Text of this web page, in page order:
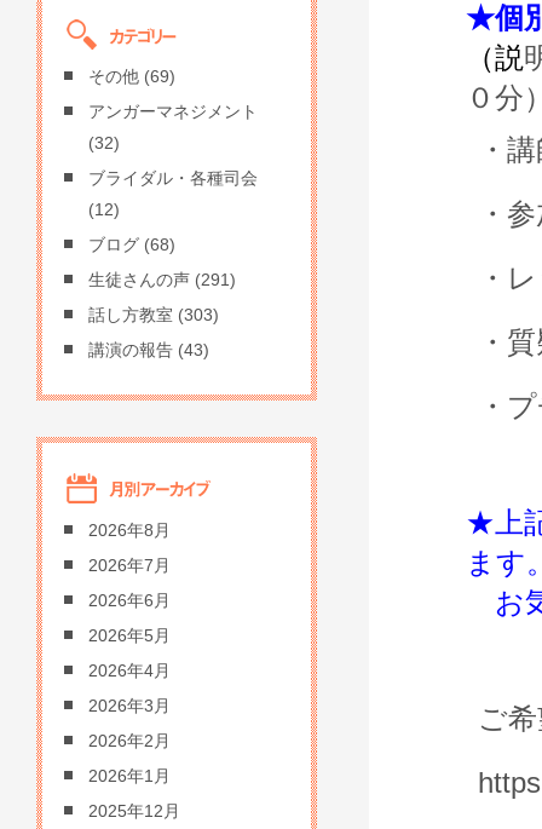
★個
（説
０分
・
・
・
・
・
★上
ます
お
ご
その他 (69)
アンガーマネジメント
(32)
ブライダル・各種司会
(12)
ブログ (68)
生徒さんの声 (291)
話し方教室 (303)
講演の報告 (43)
2026年8月
2026年7月
2026年6月
2026年5月
2026年4月
2026年3月
2026年2月
2026年1月
2025年12月